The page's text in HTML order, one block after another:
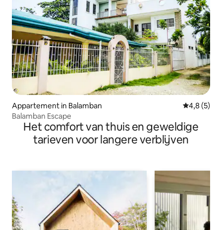
Appartement in Balamban
4,8 (5)
Balamban Escape
Het comfort van thuis en geweldige
tarieven voor langere verblijven